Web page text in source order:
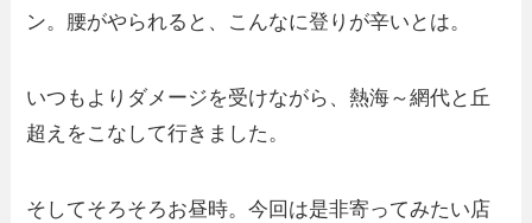
ン。腰がやられると、こんなに登りが辛いとは。
いつもよりダメージを受けながら、熱海～網代と丘
超えをこなして行きました。
そしてそろそろお昼時。今回は是非寄ってみたい店